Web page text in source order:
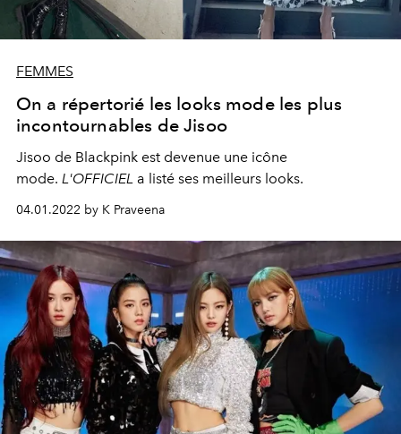
FEMMES
On a répertorié les looks mode les plus
incontournables de Jisoo
Jisoo de Blackpink est devenue une icône
mode. L'OFFICIEL a listé ses meilleurs looks.
04.01.2022 by K Praveena